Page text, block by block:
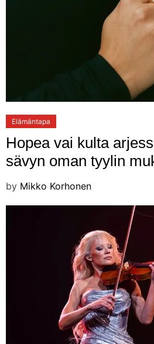
Elämäntapa
Hopea vai kulta
sävyn oman tyylin
by Mikko Korhonen